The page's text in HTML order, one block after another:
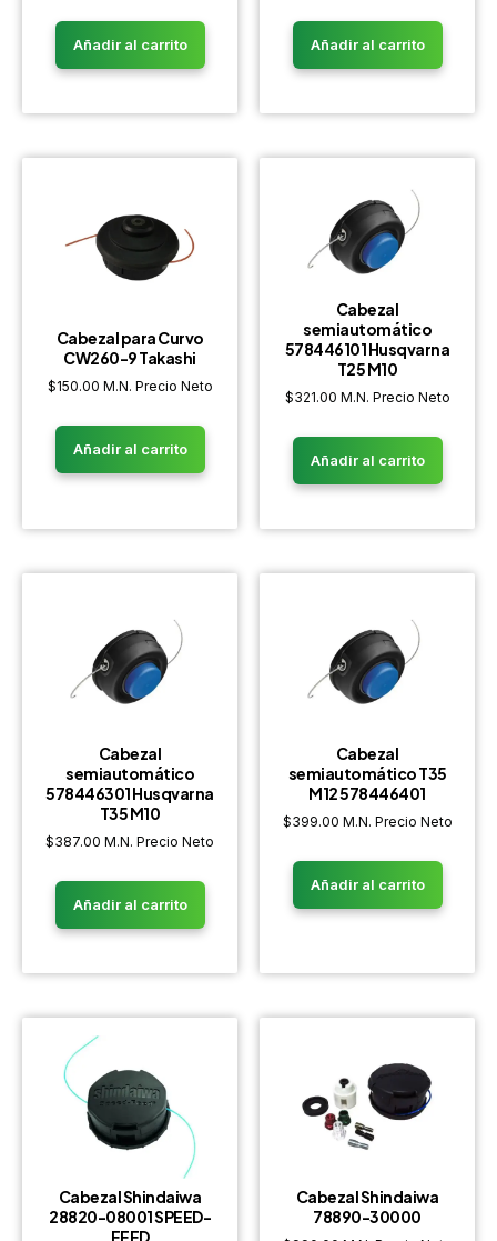
Añadir al carrito Añadir al carrito
Cabezal para Curvo
CW260-9 Takashi
$150.00 M.N. Precio Neto
Añadir al carrito
Cabezal
semiautomático
578446101 Husqvarna
T25 M10
$321.00 M.N. Precio Neto
Añadir al carrito
Cabezal
semiautomático
578446301 Husqvarna
T35 M10
$387.00 M.N. Precio Neto
Añadir al carrito
Cabezal
semiautomático T35
M12 578446401
$399.00 M.N. Precio Neto
Añadir al carrito
Cabezal Shindaiwa
28820-08001 SPEED-
Cabezal Shindaiwa
78890-30000